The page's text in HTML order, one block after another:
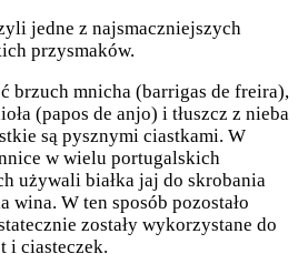
brzuch mnicha (barrigas de freira),
(papos de anjo) i tłuszcz z nieba
są pysznymi ciastkami. W
w wielu portugalskich
używali białka jaj do skrobania
wina. W ten sposób pozostało
zostały wykorzystane do
i ciasteczek.